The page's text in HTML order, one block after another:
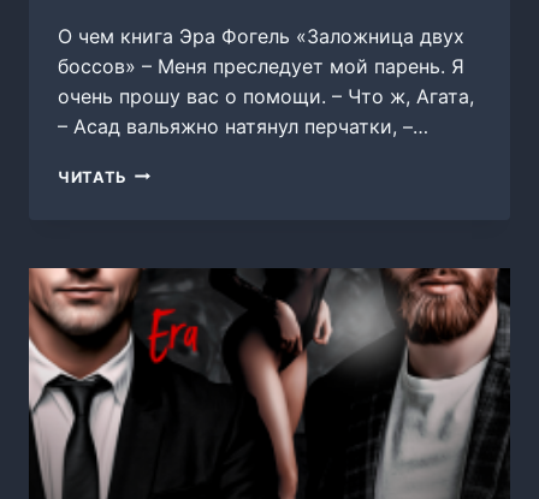
О чем книга Эра Фогель «Заложница двух
боссов» – Меня преследует мой парень. Я
очень прошу вас о помощи. – Что ж, Агата,
– Асад вальяжно натянул перчатки, –…
ЧИТАТЬ ЗАЛОЖНИЦА